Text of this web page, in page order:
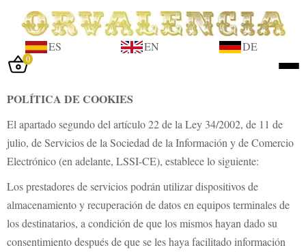
ES EN DE
0
Tienda
Laboratorio
Joyas
POLÍTICA DE COOKIES
El apartado segundo del artículo 22 de la Ley 34/2002, de 11 de
julio, de Servicios de la Sociedad de la Información y de Comercio
Electrónico (en adelante, LSSI-CE), establece lo siguiente:
Los prestadores de servicios podrán utilizar dispositivos de
almacenamiento y recuperación de datos en equipos terminales de
los destinatarios, a condición de que los mismos hayan dado su
consentimiento después de que se les haya facilitado información